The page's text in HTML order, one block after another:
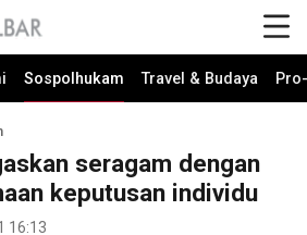
Sospolhukam Travel & Budaya
seragam dengan
keputusan individu
16:13